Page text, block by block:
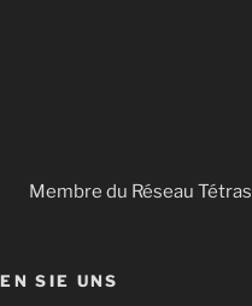
Membre du Réseau Tétras
SIE UNS